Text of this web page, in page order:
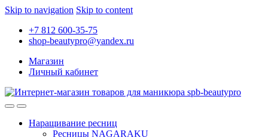
Skip to navigation Skip to content
+7 812 600-35-75
shop-beautypro@yandex.ru
Магазин
Личный кабинет
Наращивание ресниц
Ресницы NAGARAKU